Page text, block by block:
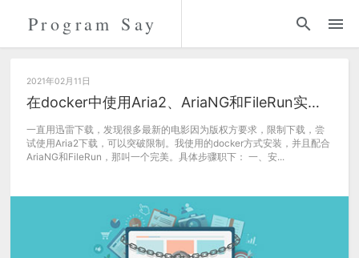
Program Say 代码
2021年02月11日
在docker中使用Aria2、AriaNG和FileRun实现完美下载
一直用迅雷下载，发现很多最新的电影因为版权方要求，限制下载，尝
试使用Aria2下载，可以突破限制。我使用的docker方式安装，并且配合
AriaNG和FileRun，那叫一个完美。具体步骤职下： 一、安...